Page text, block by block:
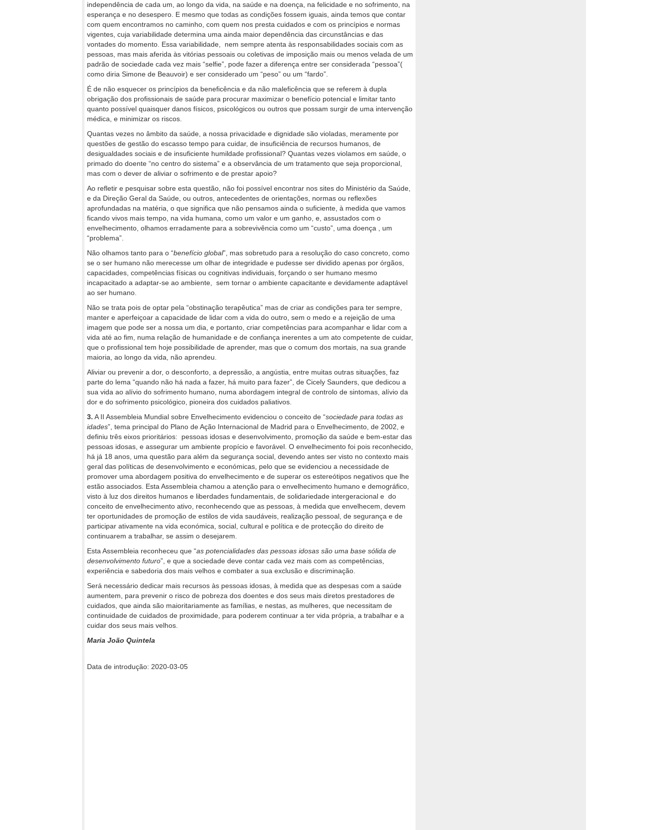
independência de cada um, ao longo da vida, na saúde e na doença, na felicidade e no sofrimento, na
esperança e no desespero. E mesmo que todas as condições fossem iguais, ainda temos que contar
com quem encontramos no caminho, com quem nos presta cuidados e com os princípios e normas
vigentes, cuja variabilidade determina uma ainda maior dependência das circunstâncias e das
vontades do momento. Essa variabilidade, nem sempre atenta às responsabilidades sociais com as
pessoas, mas mais aferida às vitórias pessoais ou coletivas de imposição mais ou menos velada de um
padrão de sociedade cada vez mais “selfie”, pode fazer a diferença entre ser considerada “pessoa”(
como diria Simone de Beauvoir) e ser considerado um “peso” ou um “fardo”.
É de não esquecer os princípios da beneficência e da não maleficência que se referem à dupla
obrigação dos profissionais de saúde para procurar maximizar o benefício potencial e limitar tanto
quanto possível quaisquer danos físicos, psicológicos ou outros que possam surgir de uma intervenção
médica, e minimizar os riscos.
Quantas vezes no âmbito da saúde, a nossa privacidade e dignidade são violadas, meramente por
questões de gestão do escasso tempo para cuidar, de insuficiência de recursos humanos, de
desigualdades sociais e de insuficiente humildade profissional? Quantas vezes violamos em saúde, o
primado do doente “no centro do sistema” e a observância de um tratamento que seja proporcional,
mas com o dever de aliviar o sofrimento e de prestar apoio?
Ao refletir e pesquisar sobre esta questão, não foi possível encontrar nos sites do Ministério da Saúde,
e da Direção Geral da Saúde, ou outros, antecedentes de orientações, normas ou reflexões
aprofundadas na matéria, o que significa que não pensamos ainda o suficiente, à medida que vamos
ficando vivos mais tempo, na vida humana, como um valor e um ganho, e, assustados com o
envelhecimento, olhamos erradamente para a sobrevivência como um “custo”, uma doença , um
“problema”.
Não olhamos tanto para o “benefício global”, mas sobretudo para a resolução do caso concreto, como
se o ser humano não merecesse um olhar de integridade e pudesse ser dividido apenas por órgãos,
capacidades, competências físicas ou cognitivas individuais, forçando o ser humano mesmo
incapacitado a adaptar-se ao ambiente, sem tornar o ambiente capacitante e devidamente adaptável
ao ser humano.
Não se trata pois de optar pela “obstinação terapêutica” mas de criar as condições para ter sempre,
manter e aperfeiçoar a capacidade de lidar com a vida do outro, sem o medo e a rejeição de uma
imagem que pode ser a nossa um dia, e portanto, criar competências para acompanhar e lidar com a
vida até ao fim, numa relação de humanidade e de confiança inerentes a um ato competente de cuidar,
que o profissional tem hoje possibilidade de aprender, mas que o comum dos mortais, na sua grande
maioria, ao longo da vida, não aprendeu.
Aliviar ou prevenir a dor, o desconforto, a depressão, a angústia, entre muitas outras situações, faz
parte do lema “quando não há nada a fazer, há muito para fazer”, de Cicely Saunders, que dedicou a
sua vida ao alívio do sofrimento humano, numa abordagem integral de controlo de sintomas, alívio da
dor e do sofrimento psicológico, pioneira dos cuidados paliativos.
3. A II Assembleia Mundial sobre Envelhecimento evidenciou o conceito de “sociedade para todas as
idades”, tema principal do Plano de Ação Internacional de Madrid para o Envelhecimento, de 2002, e
definiu três eixos prioritários: pessoas idosas e desenvolvimento, promoção da saúde e bem-estar das
pessoas idosas, e assegurar um ambiente propício e favorável. O envelhecimento foi pois reconhecido,
há já 18 anos, uma questão para além da segurança social, devendo antes ser visto no contexto mais
geral das políticas de desenvolvimento e económicas, pelo que se evidenciou a necessidade de
promover uma abordagem positiva do envelhecimento e de superar os estereótipos negativos que lhe
estão associados. Esta Assembleia chamou a atenção para o envelhecimento humano e demográfico,
visto à luz dos direitos humanos e liberdades fundamentais, de solidariedade intergeracional e do
conceito de envelhecimento ativo, reconhecendo que as pessoas, à medida que envelhecem, devem
ter oportunidades de promoção de estilos de vida saudáveis, realização pessoal, de segurança e de
participar ativamente na vida económica, social, cultural e política e de protecção do direito de
continuarem a trabalhar, se assim o desejarem.
Esta Assembleia reconheceu que “as potencialidades das pessoas idosas são uma base sólida de
desenvolvimento futuro”, e que a sociedade deve contar cada vez mais com as competências,
experiência e sabedoria dos mais velhos e combater a sua exclusão e discriminação.
Será necessário dedicar mais recursos às pessoas idosas, à medida que as despesas com a saúde
aumentem, para prevenir o risco de pobreza dos doentes e dos seus mais diretos prestadores de
cuidados, que ainda são maioritariamente as famílias, e nestas, as mulheres, que necessitam de
continuidade de cuidados de proximidade, para poderem continuar a ter vida própria, a trabalhar e a
cuidar dos seus mais velhos.
Maria João Quintela
Data de introdução: 2020-03-05